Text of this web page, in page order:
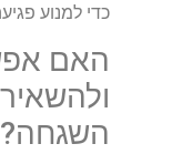
כדי למנוע
האם
השגחה?